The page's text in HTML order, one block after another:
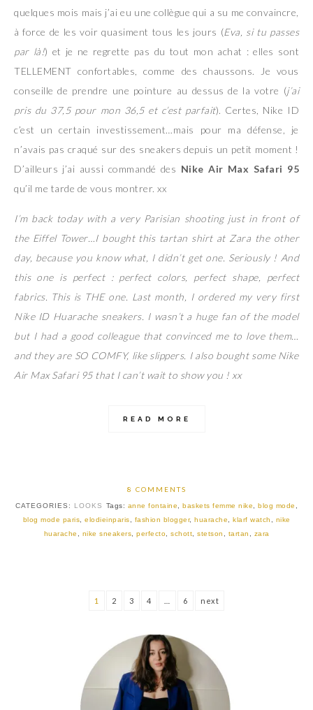
quelques mois mais j’ai eu une collègue qui a su me convaincre,
à force de les voir quasiment tous les jours (Eva, si tu passes
par là!) et je ne regrette pas du tout mon achat : elles sont
TELLEMENT confortables, comme des chaussons. Je vous
conseille de prendre une pointure au dessus de la votre (j’ai
pris du 37,5 pour mon 36,5 et c’est parfait). Certes, Nike ID
c’est un certain investissement…mais pour ma défense, je
n’avais pas craqué sur des sneakers depuis un petit moment !
D’ailleurs j’ai aussi commandé des Nike Air Max Safari 95
qu’il me tarde de vous montrer. xx
I’m back today with a very Parisian shooting just in front of
the Eiffel Tower…I bought this tartan shirt at Zara the other
day, because you know what, I didn’t get one. Seriously ! And
this one is perfect : perfect colors, perfect shape, perfect
fabrics. This is THE one. Last month, I ordered my very first
Nike ID Huarache sneakers. I wasn’t a huge fan of the model
but I had a good colleague that convinced me to love them…
and they are SO COMFY, like slippers. I also bought some Nike
Air Max Safari 95 that I can’t wait to show you ! xx
READ MORE
8 COMMENTS
CATEGORIES: LOOKS Tags: anne fontaine, baskets femme nike, blog mode ,
blog mode paris, elodieinparis, fashion blogger, huarache, klarf watch , nike
huarache , nike sneakers, perfecto, schott, stetson , tartan , zara
1 2 3 4 6 next